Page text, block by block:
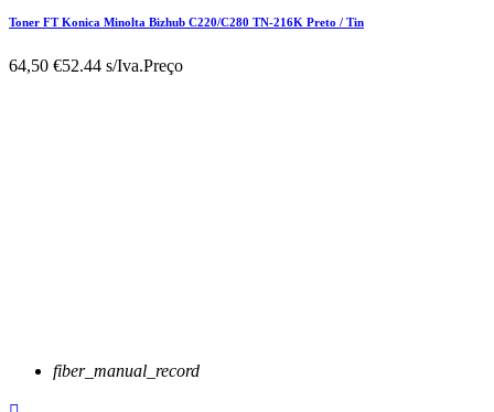
Toner FT Konica Minolta Bizhub C220/C280 TN-216K Preto / Tin
64,50 €52.44 s/Iva.Preço
fiber_manual_record